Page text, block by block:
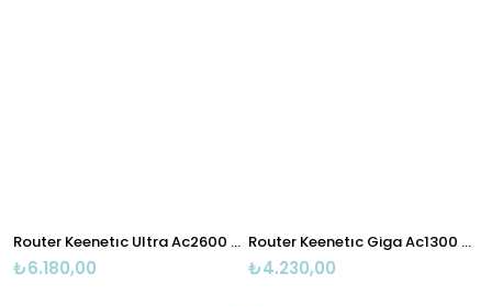
Router Keenetıc Ultra Ac2600 4antenli 5gport Usb3 Sfp Mesh Router Kn-1810-01tr
₺6.180,00
Router Keenetıc Giga Ac1300 4antenli Sfp Mesh Router Ap Kn-1010-01tr
₺4.230,00